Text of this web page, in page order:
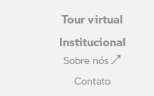
Tour virtual
Institucional
Sobre nós
Contato